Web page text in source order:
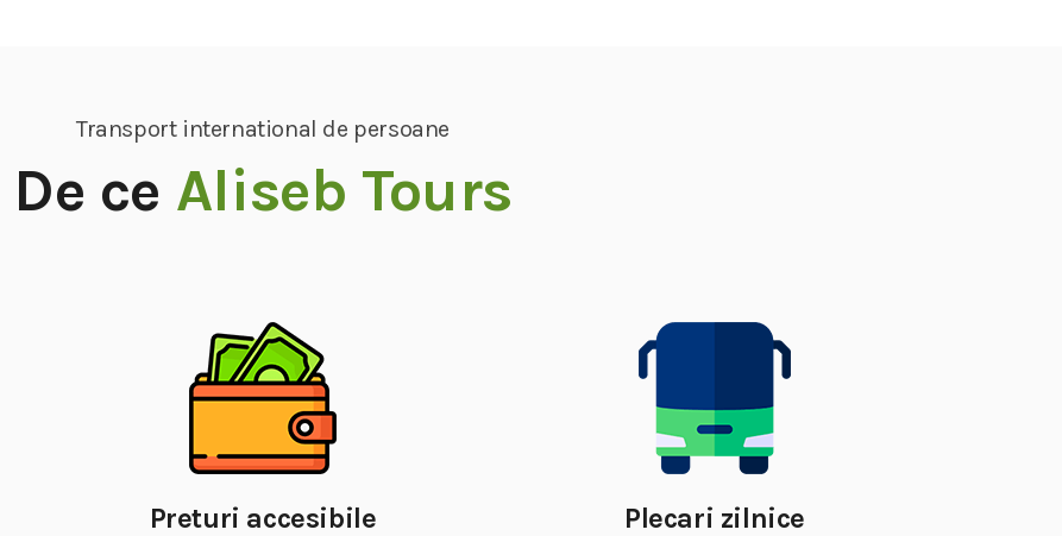
Transport international de persoane
De ce Aliseb Tours
Preturi accesibile Plecari zilnice